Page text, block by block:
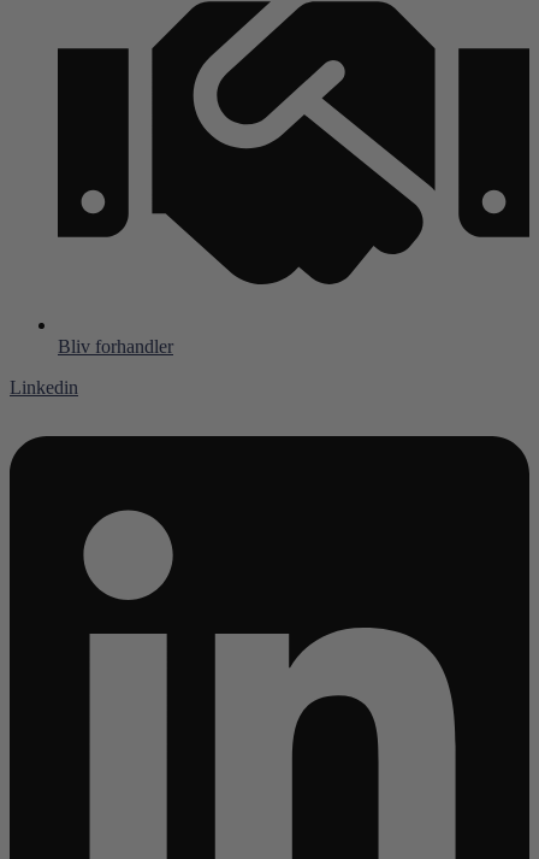
Bliv forhandler
Linkedin